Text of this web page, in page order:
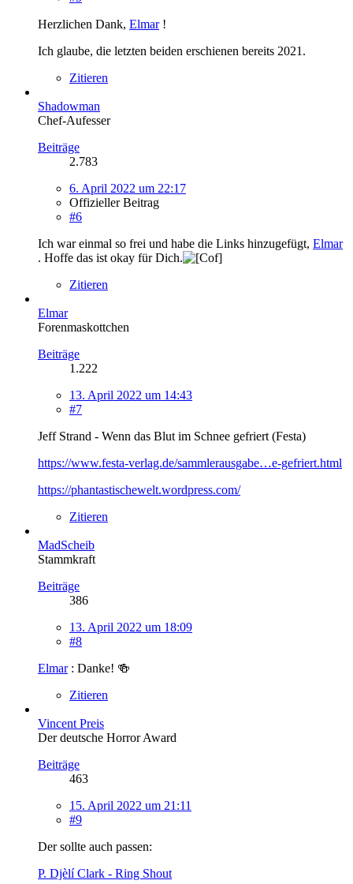
Herzlichen Dank, Elmar!
Ich glaube, die letzten beiden erschienen bereits 2021.
Zitieren
Shadowman
Chef-Aufesser
Beiträge
2.783
6. April 2022 um 22:17
Offizieller Beitrag
#6
Ich war einmal so frei und habe die Links hinzugefügt, Elmar
. Hoffe das ist okay für Dich.
Zitieren
Elmar
Forenmaskottchen
Beiträge
1.222
13. April 2022 um 14:43
#7
Jeff Strand - Wenn das Blut im Schnee gefriert (Festa)
https://www.festa-verlag.de/sammlerausgabe…e-gefriert.html
https://phantastischewelt.wordpress.com/
Zitieren
MadScheib
Stammkraft
Beiträge
386
13. April 2022 um 18:09
#8
Elmar: Danke! 🍻
Zitieren
Vincent Preis
Der deutsche Horror Award
Beiträge
463
15. April 2022 um 21:11
#9
Der sollte auch passen:
P. Djèlí Clark - Ring Shout